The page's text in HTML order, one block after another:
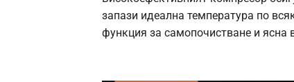
запази идеална температура по
функция за самопочистване и ясна